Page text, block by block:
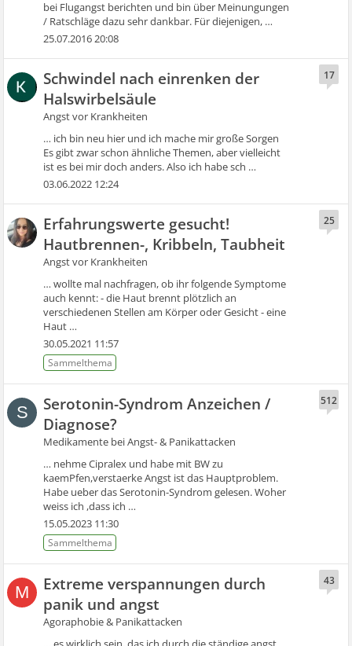
bei Flugangst berichten und bin über Meinungungen
/ Ratschläge dazu sehr dankbar. Für diejenigen, …
25.07.2016 20:08
Schwindel nach einrenken der
Halswirbelsäule
Angst vor Krankheiten
… ich bin neu hier und ich mache mir große Sorgen
Es gibt zwar schon ähnliche Themen, aber vielleicht
ist es bei mir doch anders. Also ich habe sch …
17
03.06.2022 12:24
Erfahrungswerte gesucht!
Hautbrennen-, Kribbeln, Taubheit
Angst vor Krankheiten
… wollte mal nachfragen, ob ihr folgende Symptome
auch kennt: - die Haut brennt plötzlich an
verschiedenen Stellen am Körper oder Gesicht - eine
Haut …
25
30.05.2021 11:57
S
Serotonin-Syndrom Anzeichen /
Diagnose?
Medikamente bei Angst- & Panikattacken
… nehme Cipralex und habe mit BW zu
kaemPfen,verstaerke Angst ist das Hauptproblem.
Habe ueber das Serotonin-Syndrom gelesen. Woher
weiss ich ,dass ich …
512
15.05.2023 11:30
M
Extreme verspannungen durch
panik und angst
Agoraphobie & Panikattacken
43